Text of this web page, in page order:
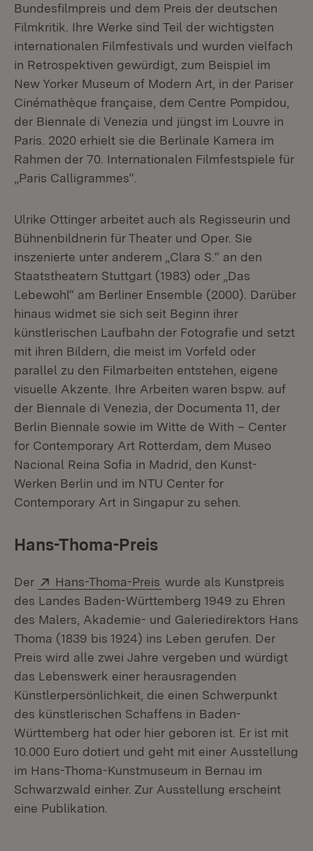
Bundesfilmpreis und dem Preis der deutschen
Filmkritik. Ihre Werke sind Teil der wichtigsten
internationalen Filmfestivals und wurden vielfach
in Retrospektiven gewürdigt, zum Beispiel im
New Yorker Museum of Modern Art, in der Pariser
Cinémathèque française, dem Centre Pompidou,
der Biennale di Venezia und jüngst im Louvre in
Paris. 2020 erhielt sie die Berlinale Kamera im
Rahmen der 70. Internationalen Filmfestspiele für
„Paris Calligrammes“.
Ulrike Ottinger arbeitet auch als Regisseurin und
Bühnenbildnerin für Theater und Oper. Sie
inszenierte unter anderem „Clara S.“ an den
Staatstheatern Stuttgart (1983) oder „Das
Lebewohl“ am Berliner Ensemble (2000). Darüber
hinaus widmet sie sich seit Beginn ihrer
künstlerischen Laufbahn der Fotografie und setzt
mit ihren Bildern, die meist im Vorfeld oder
parallel zu den Filmarbeiten entstehen, eigene
visuelle Akzente. Ihre Arbeiten waren bspw. auf
der Biennale di Venezia, der Documenta 11, der
Berlin Biennale sowie im Witte de With – Center
for Contemporary Art Rotterdam, dem Museo
Nacional Reina Sofia in Madrid, den Kunst-
Werken Berlin und im NTU Center for
Contemporary Art in Singapur zu sehen.
Hans-Thoma-Preis
Der Extern:
Hans-Thoma-Preis (Öffnet in neuem Fenster)
wurde als Kunstpreis
des Landes Baden-Württemberg 1949 zu Ehren
des Malers, Akademie- und Galeriedirektors Hans
Thoma (1839 bis 1924) ins Leben gerufen. Der
Preis wird alle zwei Jahre vergeben und würdigt
das Lebenswerk einer herausragenden
Künstlerpersönlichkeit, die einen Schwerpunkt
des künstlerischen Schaffens in Baden-
Württemberg hat oder hier geboren ist. Er ist mit
10.000 Euro dotiert und geht mit einer Ausstellung
im Hans-Thoma-Kunstmuseum in Bernau im
Schwarzwald einher. Zur Ausstellung erscheint
eine Publikation.